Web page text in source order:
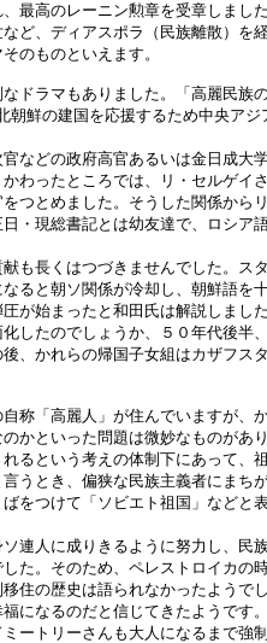
最高のレーニン勲章を受章しまし
、ディアスポラ（民族離散）を
のものといえます。
ラマもありました。「高麗民族
鮮の建国を応援するため中央アジ
どの政府高官あるいは金日成大
わったところでは、リ・セルゲイ
つとめました。そうした関係から
・現総書記とは幼友達で、ロシア
長くはつづきませんでした。ス
ると朝ソ関係が冷却し、朝鮮語を
が始まったと和田氏は解説しまし
したのでしょうか、５０年代後半
、かれらの帰国子女組はカザフス
「高麗人」が住んでいますが、
かといった問題は微妙なものがあ
るという考えの体制下にあって、
うとき、偏狭な民族主義者にまち
をつけて「ソビエト祖国」などと
人に成りきるように努力し、民
た。そのため、ペレストロイカの
住の歴史は語られなかったようで
になるのだと信じてきたようです
トリーさんも大人になるまで強